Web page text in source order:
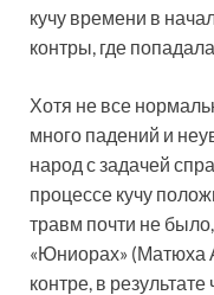
кучу времени в
контры, где
Хотя не все
много падений и
народ с задачей
процессе кучу
травм почти не
«Юниорах» (Матюха
контре, в